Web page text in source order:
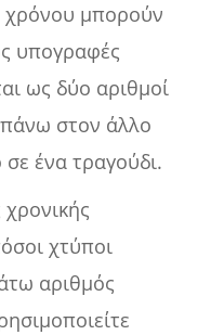
χρόνου μπορούν
υπογραφές
ως δύο αριθμοί
στον άλλο
ένα τραγούδι.
χτύποι
αριθμός